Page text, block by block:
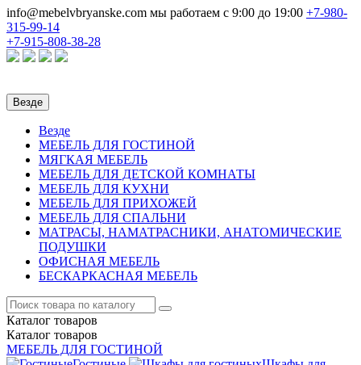
info@mebelvbryanske.com мы работаем с 9:00 до 19:00 +7-980-
315-99-14
+7-915-808-38-28
Везде
Везде
МЕБЕЛЬ ДЛЯ ГОСТИНОЙ
МЯГКАЯ МЕБЕЛЬ
МЕБЕЛЬ ДЛЯ ДЕТСКОЙ КОМНАТЫ
МЕБЕЛЬ ДЛЯ КУХНИ
МЕБЕЛЬ ДЛЯ ПРИХОЖЕЙ
МЕБЕЛЬ ДЛЯ СПАЛЬНИ
МАТРАСЫ, НАМАТРАСНИКИ, АНАТОМИЧЕСКИЕ
ПОДУШКИ
ОФИСНАЯ МЕБЕЛЬ
БЕСКАРКАСНАЯ МЕБЕЛЬ
Каталог товаров
Каталог товаров
МЕБЕЛЬ ДЛЯ ГОСТИНОЙ